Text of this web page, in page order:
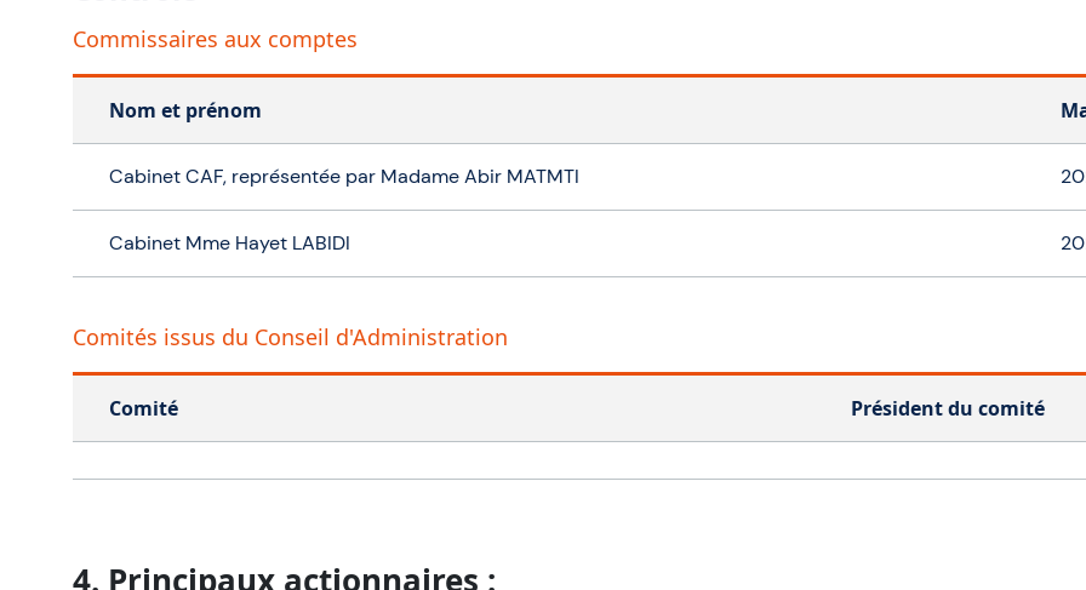
Commissaires aux comptes
Nom et prénom
Cabinet CAF, représentée par Madame Abir MATMTI
Cabinet Mme Hayet LABIDI
Comités issus du Conseil d'Administration
Comité Président du comité
4. Principaux actionnaires :